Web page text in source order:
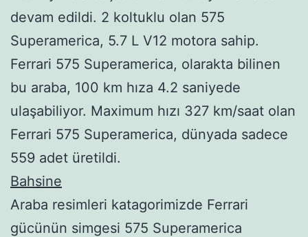
devam edildi. 2 koltuklu olan 575
Superamerica, 5.7 L V12 motora sahip.
Ferrari 575 Superamerica, olarakta bilinen
bu araba, 100 km hıza 4.2 saniyede
ulaşabiliyor. Maximum hızı 327 km/saat olan
Ferrari 575 Superamerica, dünyada sadece
559 adet üretildi.
Bahsine
Araba resimleri katagorimizde Ferrari
gücünün simgesi 575 Superamerica